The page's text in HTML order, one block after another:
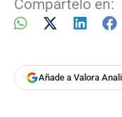
Compártelo en:
Añade a Valora